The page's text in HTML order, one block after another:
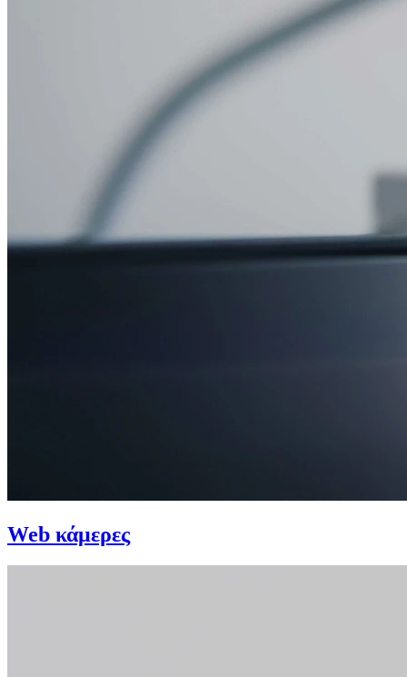
Web κάμερες